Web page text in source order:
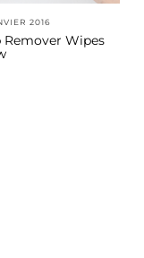
2016
Remover Wipes